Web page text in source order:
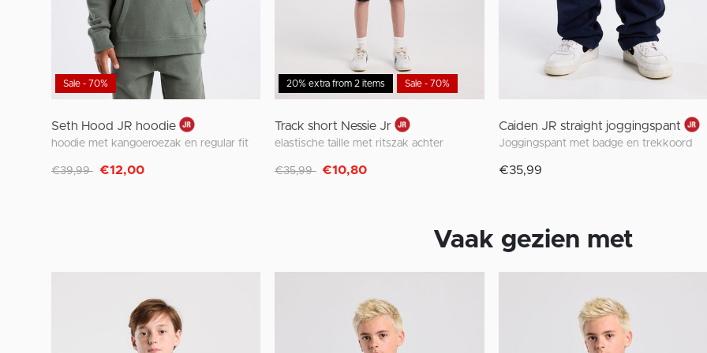
Sale - 70%
Seth Hood JR hoodie
hoodie met kangoeroezak en regular fit
Afgeprijsd van
€39,99 naar
€12,00
20% extra from 2 items Sale - 70%
Track short Nessie Jr
elastische taille met ritszak achter
Afgeprijsd van
€35,99 naar
€10,80
Caiden JR straight joggingspant
Joggingspant met badge en trekkoord
€35,99
Vaak gezien met